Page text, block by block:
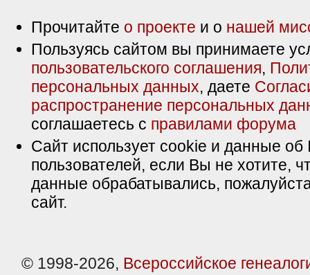
Прочитайте о проекте и о нашей
Пользуясь сайтом вы принимаете
пользовательского соглашения,
персональных данных, даете
распространение персональных
соглашаетесь с правилами форума
Сайт использует cookie и данные об
пользователей, если Вы не хотите,
данные обрабатывались,
сайт.
© 1998-2026, Всероссийское